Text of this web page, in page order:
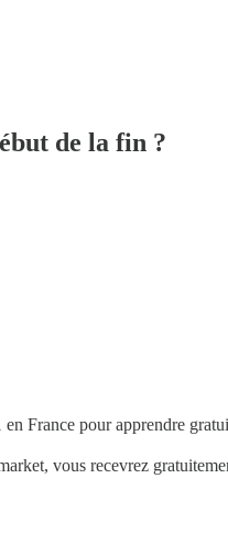
de la fin ?
France pour apprendre
vous recevrez